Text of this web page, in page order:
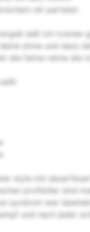
dir parteien
daß ich rosinen
sinne und dazu
die fahne reime die
style mit
profikiller sind
syndrom wer
und nach jeder